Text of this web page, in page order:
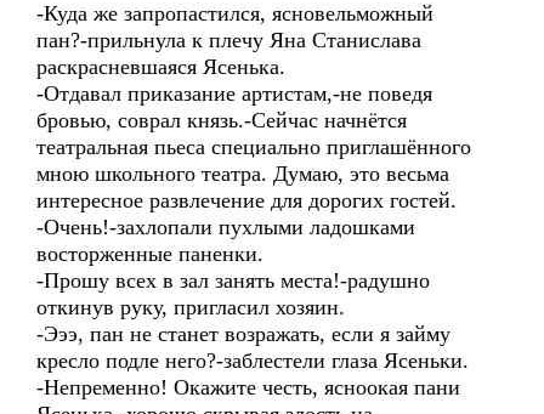
-Куда же запропастился, ясновельможный
пан?-прильнула к плечу Яна Станислава
раскрасневшаяся Ясенька.
-Отдавал приказание артистам,-не поведя
бровью, соврал князь.-Сейчас начнётся
театральная пьеса специально приглашённого
мною школьного театра. Думаю, это весьма
интересное развлечение для дорогих гостей.
-Очень!-захлопали пухлыми ладошками
восторженные паненки.
-Прошу всех в зал занять места!-радушно
откинув руку, пригласил хозяин.
-Эээ, пан не станет возражать, если я займу
кресло подле него?-заблестели глаза Ясеньки.
-Непременно! Окажите честь, ясноокая пани